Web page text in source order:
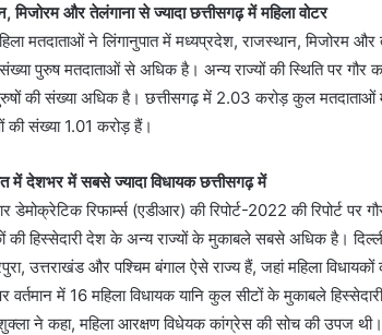
मिजोरम और तेलंगाना से ज्यादा छत्तीसगढ़ में महिला वोटर
मतदाताओं ने लिंगानुपात में मध्यप्रदेश, राजस्थान, मिजोरम और
पुरुष मतदाताओं से अधिक है। अन्य राज्यों की स्थिति पर
की संख्या अधिक है। छत्तीसगढ़ में 2.03 करोड़ कुल मतदाताओं
की संख्या 1.01 करोड़ हैं।
में देशभर में सबसे ज्यादा विधायक छत्तीसगढ़ में
डेमोक्रेटिक रिफार्म्स (एडीआर) की रिपोर्ट-2022 की रिपोर्ट
की हिस्सेदारी देश के अन्य राज्यों के मुकाबले सबसे अधिक है।
उत्तराखंड और पश्चिम बंगाल ऐसे राज्य हैं, जहां महिला
वर्तमान में 16 महिला विधायक यानि कुल सीटों के मुकाबले
ने कहा, महिला आरक्षण विधेयक कांग्रेस की सोच की उपज थी।